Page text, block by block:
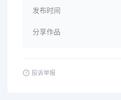
发布时间
分享作品
投诉举报